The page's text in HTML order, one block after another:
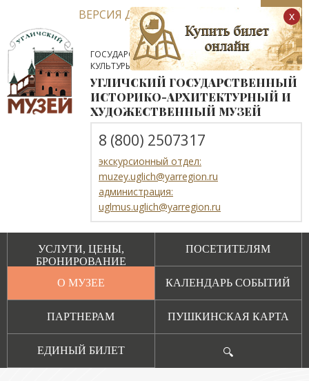
ВЕРСИЯ ДЛЯ СЛАБОВИДЯЩИХ
ГОСУДАРСТВЕННОЕ АВТОНОМНОЕ УЧРЕЖДЕНИЕ
КУЛЬТУРЫ ЯРОСЛАВСКОЙ ОБЛАСТИ
УГЛИЧСКИЙ ГОСУДАРСТВЕННЫЙ
ИСТОРИКО-АРХИТЕКТУРНЫЙ И
ХУДОЖЕСТВЕННЫЙ МУЗЕЙ
8 (800) 2507317
экскурсионный отдел:
muzey.uglich@yarregion.ru
администрация:
uglmus.uglich@yarregion.ru
УСЛУГИ, ЦЕНЫ,
БРОНИРОВАНИЕ
ПОСЕТИТЕЛЯМ
О МУЗЕЕ КАЛЕНДАРЬ СОБЫТИЙ
ПАРТНЕРАМ ПУШКИНСКАЯ КАРТА
ЕДИНЫЙ БИЛЕТ 🔍
x